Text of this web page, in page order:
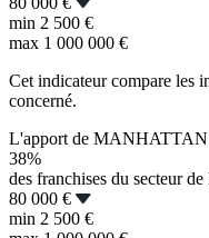
min 2 500 €
max 1 000 000 €
Cet indicateur compare les
concerné.
L'apport de MANHATTAN
38%
des franchises du secteur
80 000 €
min 2 500 €